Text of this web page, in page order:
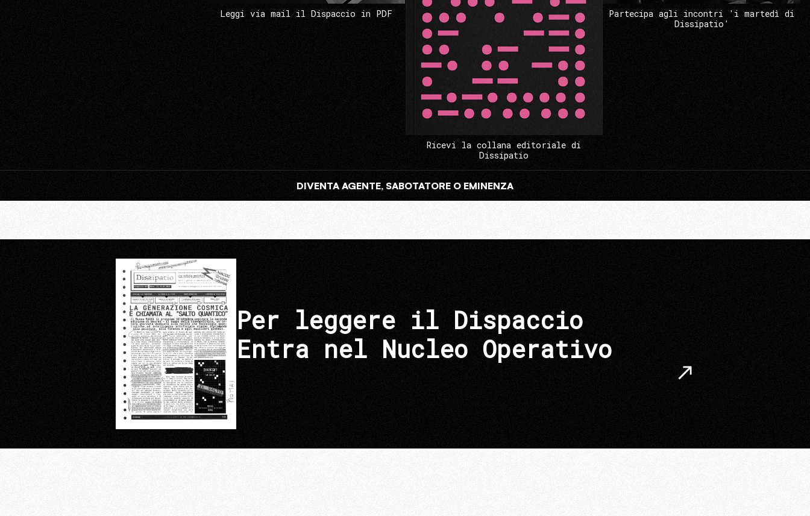
Leggi via mail il Dispaccio in PDF
Ricevi la collana editoriale di
Dissipatio
Partecipa agli incontri 'i martedì di
Dissipatio'
DIVENTA AGENTE, SABOTATORE O EMINENZA
Per leggere il Dispaccio
Entra nel Nucleo Operativo